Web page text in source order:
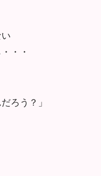
・・
ろう？」